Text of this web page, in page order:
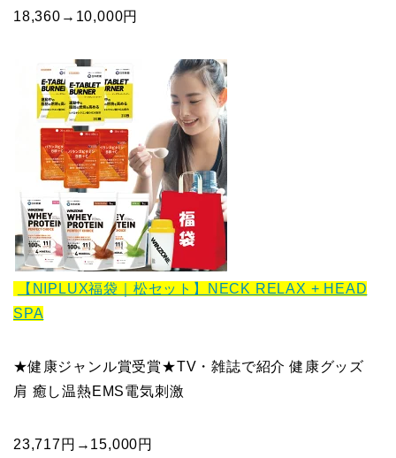
18,360→10,000円
【NIPLUX福袋｜松セット】NECK RELAX + HEAD
SPA
★健康ジャンル賞受賞★TV・雑誌で紹介 健康グッズ
肩 癒し温熱EMS電気刺激
23,717円→15,000円